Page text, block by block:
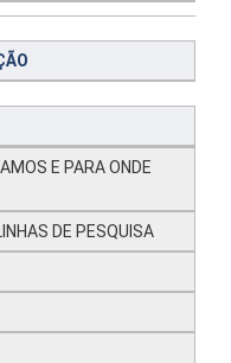
E PARA ONDE
DE PESQUISA